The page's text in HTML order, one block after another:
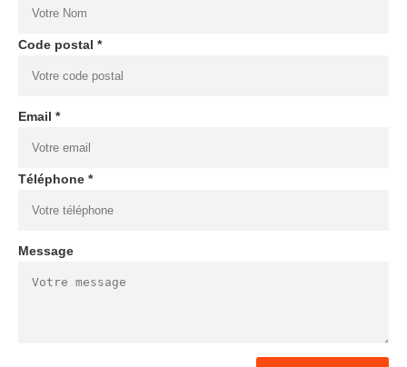
Code postal *
Email *
Téléphone *
Message